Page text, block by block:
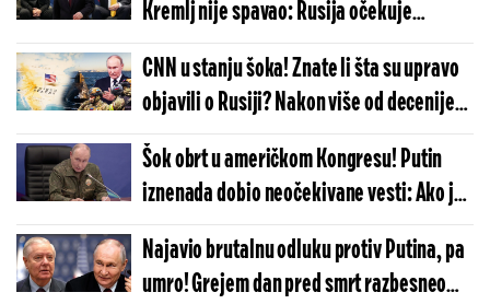
Kremlj nije spavao: Rusija očekuje
najgore, poznat prvi potez Zelenskog i
vrha američke vlasti
CNN u stanju šoka! Znate li šta su upravo
objavili o Rusiji? Nakon više od decenije
rata i sankcija, dogodilo se čudo
Šok obrt u američkom Kongresu! Putin
iznenada dobio neočekivane vesti: Ako je
od nekog očekivao podršku, od njih nije...
Najavio brutalnu odluku protiv Putina, pa
umro! Grejem dan pred smrt razbesneo